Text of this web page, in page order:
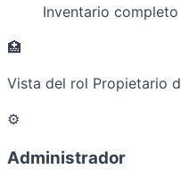
Inventario completo
🏥
Vista del rol Propietario
⚙️
Administrador